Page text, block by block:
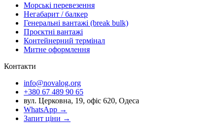
Морські перевезення
Негабарит / балкер
Генеральні вантажі (break bulk)
Проєктні вантажі
Контейнерний термінал
Митне оформлення
Контакти
info@novalog.org
+380 67 489 90 65
вул. Церковна, 19, офіс 620, Одеса
WhatsApp →
Запит ціни →